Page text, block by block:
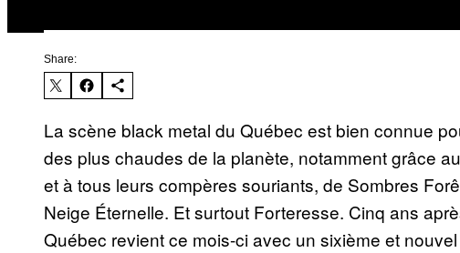
Share:
La scène black metal du Québec est bien connue
des plus chaudes de la planète, notamment grâce
et à tous leurs compères souriants, de Sombres
Neige Éternelle. Et surtout Forteresse. Cinq ans
Québec revient ce mois-ci avec un sixième et